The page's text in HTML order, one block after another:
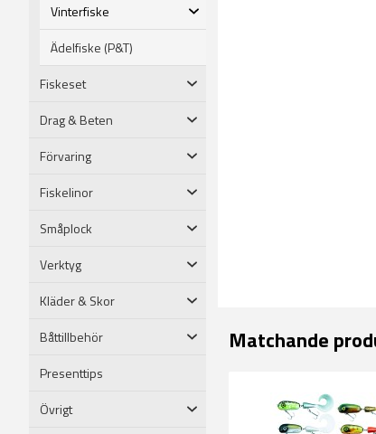
Vinterfiske
Ädelfiske (P&T)
Fiskeset
Drag & Beten
Förvaring
Fiskelinor
Småplock
Verktyg
Kläder & Skor
Båttillbehör
Presenttips
Övrigt
Matchande